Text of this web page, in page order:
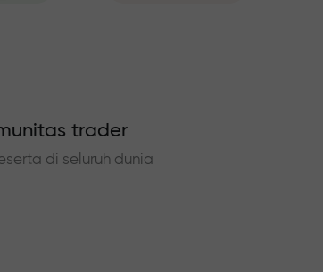
trader
di seluruh dunia